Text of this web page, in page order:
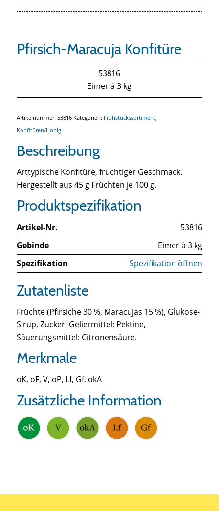
Pfirsich-Maracuja Konfitüre
53816
Eimer à 3 kg
Artikelnummer: 53816 Kategorien: Frühstückssortiment,
Konfitüren/Honig
Beschreibung
Arttypische Konfitüre, fruchtiger Geschmack.
Hergestellt aus 45 g Früchten je 100 g.
Produktspezifikation
Artikel-Nr.
53816
Gebinde
Eimer à 3 kg
Spezifikation
Spezifikation öffnen
Zutatenliste
Früchte (Pfirsiche 30 %, Maracujas 15 %), Glukose-
Sirup, Zucker, Geliermittel: Pektine,
Säuerungsmittel: Citronensäure.
Merkmale
oK, oF, V, oP, Lf, Gf, okA
Zusätzliche Information